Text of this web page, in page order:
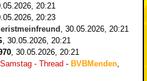
20:21
20:23
30.05.2026, 20:21
30.05.2026, 20:21
30.05.2026, 20:21
- Thread - BVBMenden